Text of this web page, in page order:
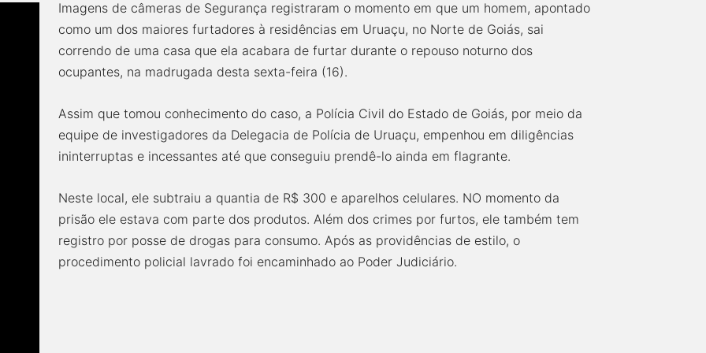
Imagens de câmeras de Segurança registraram o momento em que um homem, apontado
como um dos maiores furtadores à residências em Uruaçu, no Norte de Goiás, sai
correndo de uma casa que ela acabara de furtar durante o repouso noturno dos
ocupantes, na madrugada desta sexta-feira (16).
Assim que tomou conhecimento do caso, a Polícia Civil do Estado de Goiás, por meio da
equipe de investigadores da Delegacia de Polícia de Uruaçu, empenhou em diligências
ininterruptas e incessantes até que conseguiu prendê-lo ainda em flagrante.
Neste local, ele subtraiu a quantia de R$ 300 e aparelhos celulares. NO momento da
prisão ele estava com parte dos produtos. Além dos crimes por furtos, ele também tem
registro por posse de drogas para consumo. Após as providências de estilo, o
procedimento policial lavrado foi encaminhado ao Poder Judiciário.